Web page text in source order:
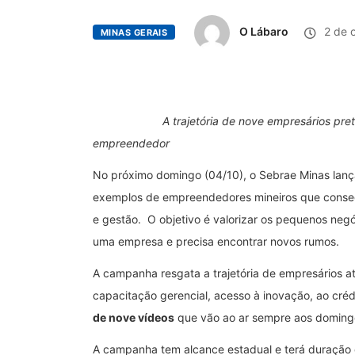
MINAS GERAIS O Lábaro 2 de
A trajetória de nove empresários
empreendedor
No próximo domingo (04/10), o Sebrae Minas
exemplos de empreendedores mineiros que
e gestão. O objetivo é valorizar os pequenos
uma empresa e precisa encontrar novos rumos.
A campanha resgata a trajetória de empresários
capacitação gerencial, acesso à inovação, ao
de nove vídeos que vão ao ar sempre aos
A campanha tem alcance estadual e terá